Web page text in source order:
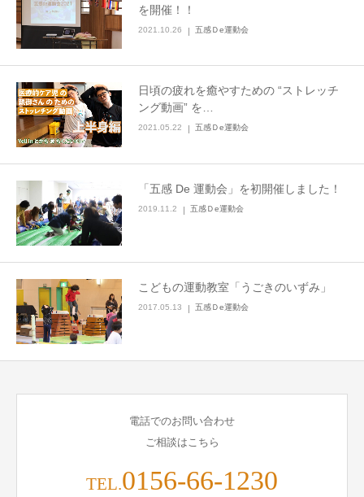
を開催！！
2021.10.26 五感Ｄe運動会
日頃の疲れを癒やすための “ストレッチ
ング動画” を…
2021.05.22 五感Ｄe運動会
「五感 De 運動会」を初開催しました！
2019.11.2 五感Ｄe運動会
こどもの運動教室「うごきのいずみ」
2017.05.13 五感Ｄe運動会
電話でのお問い合わせ
ご相談はこちら
TEL.0156-66-1230